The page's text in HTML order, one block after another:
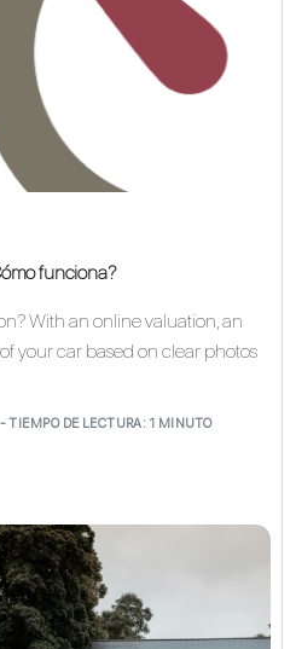
funciona?
With an online valuation, an
your car based on clear photos
- TIEMPO DE LECTURA: 1 MINUTO